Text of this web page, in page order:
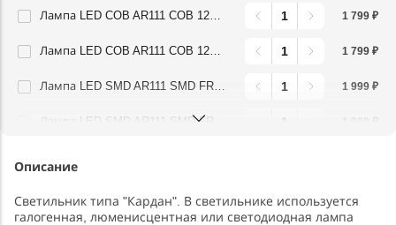
Лампа LED COB AR111 COB 12W 220V 3000K Lightstar 932132 1 799 ₽
Лампа LED COB AR111 COB 12W 220V 4000K Lightstar 932134 1 799 ₽
Лампа LED SMD AR111 SMD FR 12W 220V 3000K Lightstar 932142 1 999 ₽
Лампа LED SMD AR111 SMD FR 12W 220V 4000K Lightstar 932144
Описание
Светильник типа "Кардан". В светильнике используется
галогенная, люменисцентная или светодиодная лампа